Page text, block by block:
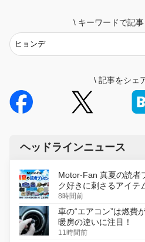
\ キーワードで記
\ 記事をシェ
ヘッドラインニュース
Motor-Fan 真夏の読者
ク好きに刺さるアイテ
8時間前
車の“エアコン”は燃費
暖房の違いに注目！
11時間前